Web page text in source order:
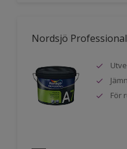
Nordsjö
För